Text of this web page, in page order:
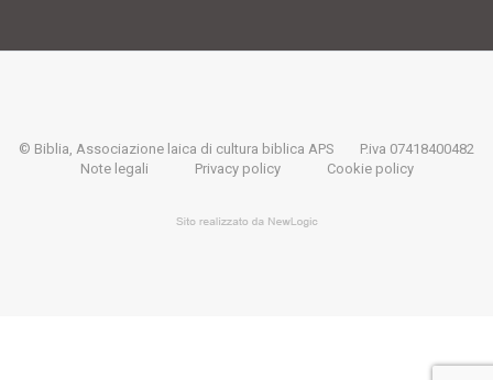
© Biblia, Associazione laica di cultura biblica APS
P.iva 07418400482
Note legali
Privacy policy Cookie policy